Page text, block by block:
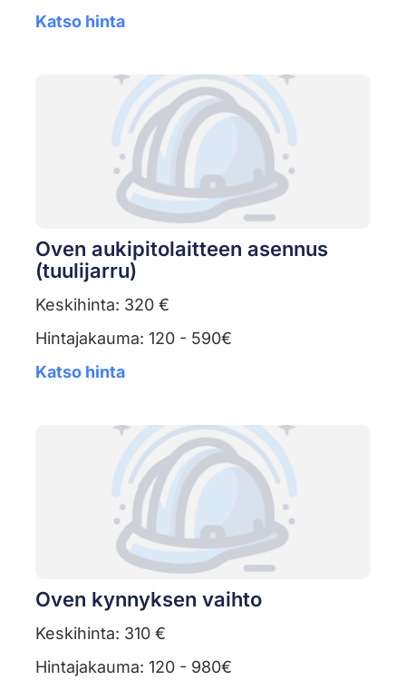
Katso hinta
Oven aukipitolaitteen asennus
(tuulijarru)
Keskihinta: 320 €
Hintajakauma: 120 - 590€
Katso hinta
Oven kynnyksen vaihto
Keskihinta: 310 €
Hintajakauma: 120 - 980€